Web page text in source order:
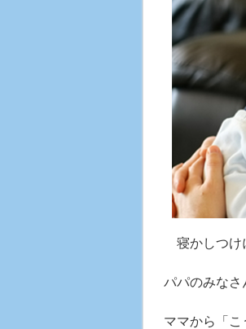
寝かしつけ
パパのみなさ
ママから「こ